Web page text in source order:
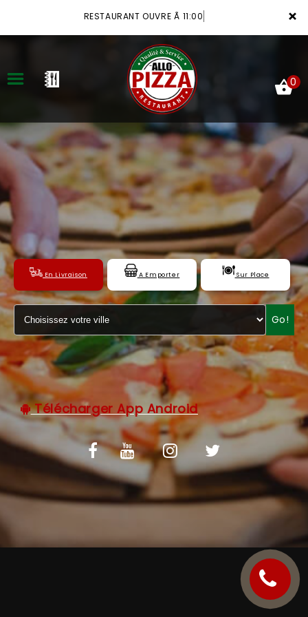
×
RESTAURANT OUVRE Ã 11:00
ACCUEIL
LA CARTE
NOTRE RESTAURANT
VOS AVIS
MENTIONS LÉGALES
C.G.V
0
En Livraison A Emporter Sur Place
Go!
Télécharger App Android